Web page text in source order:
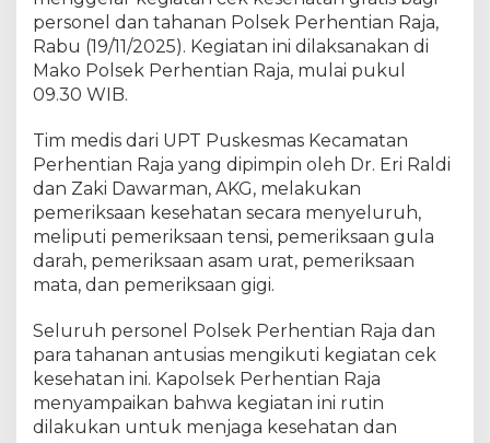
o
l
e
r
h
e
n
t
i
a
a
'
personel dan tahanan Polsek Perhentian Raja,
Rabu (19/11/2025). Kegiatan ini dilaksanakan di
Mako Polsek Perhentian Raja, mulai pukul
09.30 WIB.
Tim medis dari UPT Puskesmas Kecamatan
Perhentian Raja yang dipimpin oleh Dr. Eri Raldi
dan Zaki Dawarman, AKG, melakukan
pemeriksaan kesehatan secara menyeluruh,
meliputi pemeriksaan tensi, pemeriksaan gula
darah, pemeriksaan asam urat, pemeriksaan
mata, dan pemeriksaan gigi.
Seluruh personel Polsek Perhentian Raja dan
para tahanan antusias mengikuti kegiatan cek
kesehatan ini. Kapolsek Perhentian Raja
menyampaikan bahwa kegiatan ini rutin
dilakukan untuk menjaga kesehatan dan